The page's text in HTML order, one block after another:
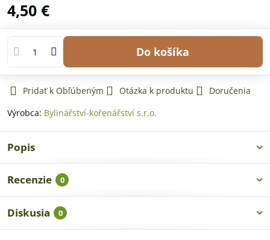
4,50 €
Do košíka
Pridať k Obľúbeným Otázka k produktu
Doručenia
Výrobca: Bylinářství-kořenářství s.r.o.
Popis
Recenzie 0
Diskusia 0